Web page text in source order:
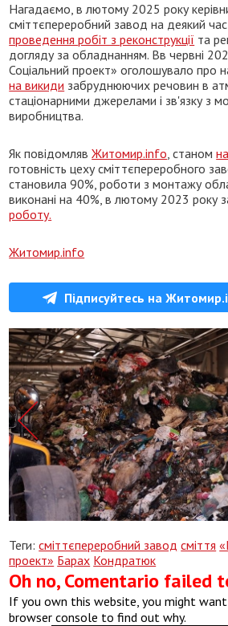
Нагадаємо, в лютому 2025 року
сміттєпереробний завод на деякий час
проведення робіт з реконструкції та
догляду за обладнанням. Вв червні
Соціальний проект» оголошувало про
на викиди забруднюючих речовин в
стаціонарними джерелами і зв'язку з
виробництва.
Як повідомлявЖитомир.info, станом
готовність цеху сміттєпереробного
становила 90%, роботи з монтажу
виконані на 40%, в лютому 2023 року
роботу.
Житомир.info
Підписуйтесь на
Теги:сміттєпереробний завод сміття
проект» Барах Кондратюк
Oh no, Comentario failed
If you own this website, you might
browser console to find out why.